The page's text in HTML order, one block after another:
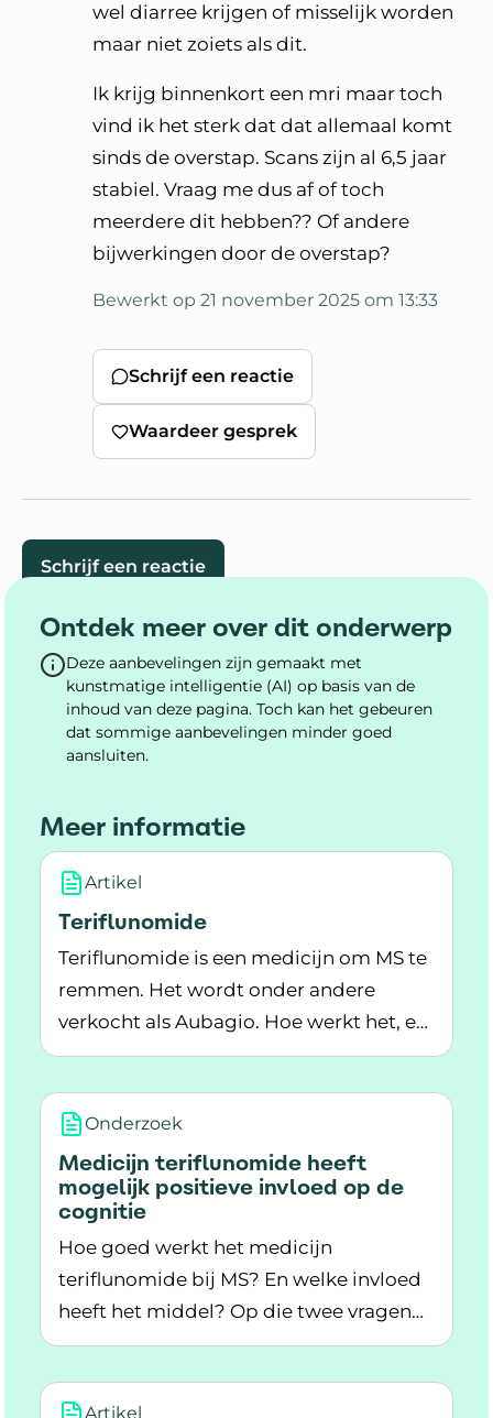
wel diarree krijgen of misselijk worden
maar niet zoiets als dit.
Ik krijg binnenkort een mri maar toch
vind ik het sterk dat dat allemaal komt
sinds de overstap. Scans zijn al 6,5 jaar
stabiel. Vraag me dus af of toch
meerdere dit hebben?? Of andere
bijwerkingen door de overstap?
Bewerkt op 21 november 2025 om 13:33
Schrijf een reactie
Waardeer gesprek
Schrijf een reactie
Ontdek meer over dit onderwerp
Deze aanbevelingen zijn gemaakt met
kunstmatige intelligentie (AI) op basis van de
inhoud van deze pagina. Toch kan het gebeuren
dat sommige aanbevelingen minder goed
aansluiten.
Meer informatie
Artikel
Teriflunomide
Teriflunomide is een medicijn om MS te
remmen. Het wordt onder andere
verkocht als Aubagio. Hoe werkt het, en
welke bijwerkingen zijn er?
Lees meer over Teriflunomide
Onderzoek
Medicijn teriflunomide heeft
mogelijk positieve invloed op de
cognitie
Hoe goed werkt het medicijn
teriflunomide bij MS? En welke invloed
heeft het middel? Op die twee vragen
hebben wetenschappers een antwoord
Lees meer over Medicijn teriflunomide heeft
Artikel